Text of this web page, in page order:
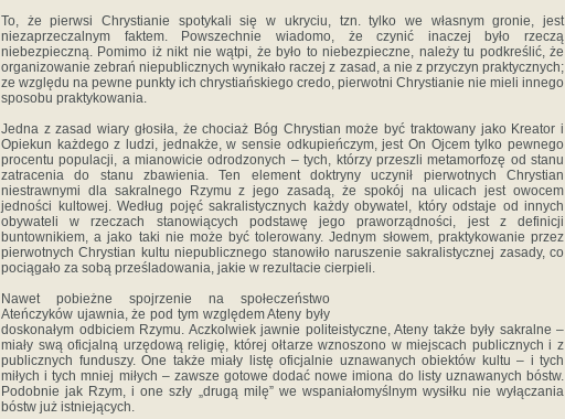
To, że pierwsi Chrystianie spotykali się w ukryciu, tzn. tylko we własnym gronie, jest
niezaprzeczalnym faktem. Powszechnie wiadomo, że czynić inaczej było rzeczą
niebezpieczną. Pomimo iż nikt nie wątpi, że było to niebezpieczne, należy tu podkreślić, że
organizowanie zebrań niepublicznych wynikało raczej z zasad, a nie z przyczyn praktycznych;
ze względu na pewne punkty ich chrystiańskiego credo, pierwotni Chrystianie nie mieli innego
sposobu praktykowania.
Jedna z zasad wiary głosiła, że chociaż Bóg Chrystian może być traktowany jako Kreator i
Opiekun każdego z ludzi, jednakże, w sensie odkupieńczym, jest On Ojcem tylko pewnego
procentu populacji, a mianowicie odrodzonych – tych, którzy przeszli metamorfozę od stanu
zatracenia do stanu zbawienia. Ten element doktryny uczynił pierwotnych Chrystian
niestrawnymi dla sakralnego Rzymu z jego zasadą, że spokój na ulicach jest owocem
jedności kultowej. Według pojęć sakralistycznych każdy obywatel, który odstaje od innych
obywateli w rzeczach stanowiących podstawę jego praworządności, jest z definicji
buntownikiem, a jako taki nie może być tolerowany. Jednym słowem, praktykowanie przez
pierwotnych Chrystian kultu niepublicznego stanowiło naruszenie sakralistycznej zasady, co
pociągało za sobą prześladowania, jakie w rezultacie cierpieli.
Nawet pobieżne spojrzenie na społeczeństwo
Ateńczyków ujawnia, że pod tym względem Ateny były
doskonałym odbiciem Rzymu. Aczkolwiek jawnie politeistyczne, Ateny także były sakralne –
miały swą oficjalną urzędową religię, której ołtarze wznoszono w miejscach publicznych i z
publicznych funduszy. One także miały listę oficjalnie uznawanych obiektów kultu – i tych
miłych i tych mniej miłych – zawsze gotowe dodać nowe imiona do listy uznawanych bóstw.
Podobnie jak Rzym, i one szły „drugą milę” we wspaniałomyślnym wysiłku nie wyłączania
bóstw już istniejących.